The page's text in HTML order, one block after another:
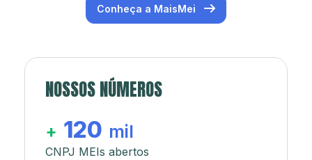
Conheça a MaisMei
NOSSOS NÚMEROS
+ 120 mil
CNPJ MEIs abertos